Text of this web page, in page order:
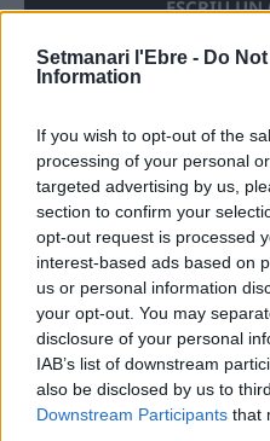
Setmanari l'Ebre - Do
Information
If you wish to opt-out of the
processing of your personal
targeted advertising by us,
section to confirm your
opt-out request is processed
interest-based ads based on
us or personal information
your opt-out. You may
disclosure of your personal
IAB’s list of downstream
also be disclosed by us to
Downstream Participants that
ÚLTIMES NOTÍCIES
Blaumut
Festes
31 de juliol
30 de juliol